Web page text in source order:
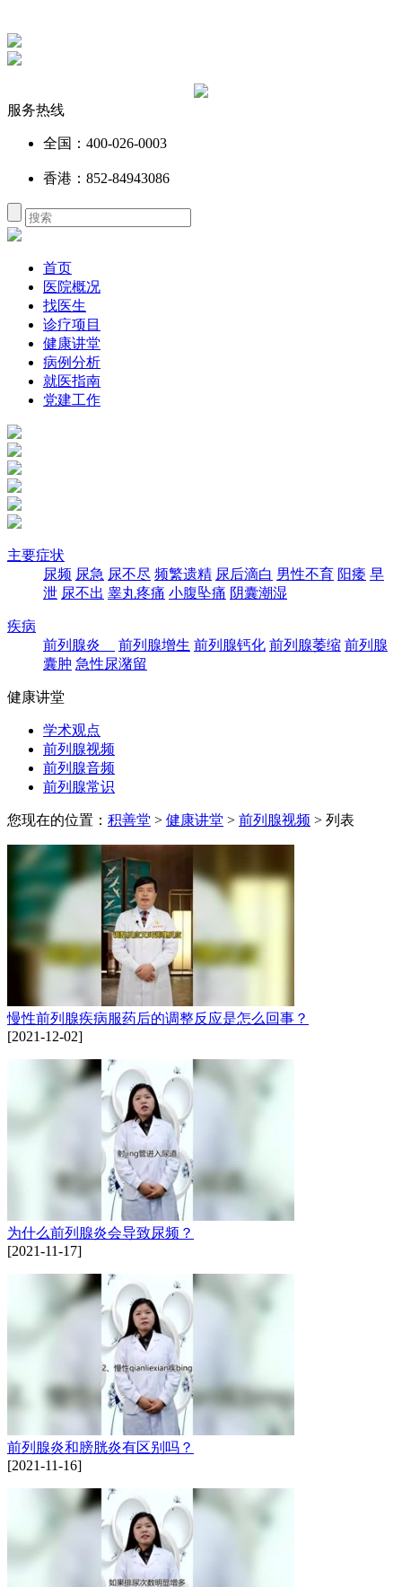
服务热线
全国：400-026-0003
香港：852-84943086
首页
医院概况
找医生
诊疗项目
健康讲堂
病例分析
就医指南
党建工作
主要症状
尿频 尿急 尿不尽 频繁遗精 尿后滴白 男性不育 阳痿 早
泄 尿不出 睾丸疼痛 小腹坠痛 阴囊潮湿
疾病
前列腺炎
前列腺增生 前列腺钙化 前列腺萎缩 前列腺
囊肿 急性尿潴留
健康讲堂
学术观点
前列腺视频
前列腺音频
前列腺常识
您现在的位置： 积善堂 > 健康讲堂 > 前列腺视频 > 列表
慢性前列腺疾病服药后的调整反应是怎么回事？
[2021-12-02]
为什么前列腺炎会导致尿频？
[2021-11-17]
前列腺炎和膀胱炎有区别吗？
[2021-11-16]